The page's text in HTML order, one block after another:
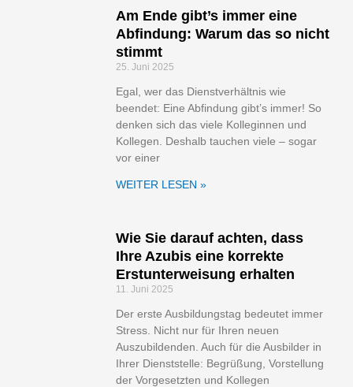
Am Ende gibt’s immer eine
Abfindung: Warum das so nicht
stimmt
25. Juni 2025
Egal, wer das Dienstverhältnis wie
beendet: Eine Abfindung gibt’s immer! So
denken sich das viele Kolleginnen und
Kollegen. Deshalb tauchen viele – sogar
vor einer
WEITER LESEN »
Wie Sie darauf achten, dass
Ihre Azubis eine korrekte
Erstunterweisung erhalten
11. Juni 2025
Der erste Ausbildungstag bedeutet immer
Stress. Nicht nur für Ihren neuen
Auszubildenden. Auch für die Ausbilder in
Ihrer Dienststelle: Begrüßung, Vorstellung
der Vorgesetzten und Kollegen